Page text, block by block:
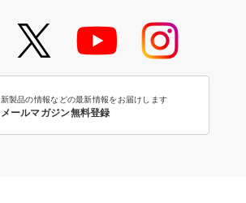
新製品の情報などの最新情報をお届けします
メールマガジン無料登録